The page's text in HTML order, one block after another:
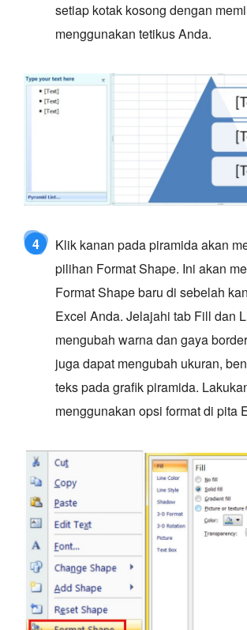
setiap kotak kosong dengan
menggunakan tetikus Anda.
4
Klik kanan pada piramida akan
pilihan Format Shape. Ini akan
Format Shape baru di sebelah
Excel Anda. Jelajahi tab Fill dan
mengubah warna dan gaya
juga dapat mengubah ukuran,
teks pada grafik piramida.
menggunakan opsi format di pita